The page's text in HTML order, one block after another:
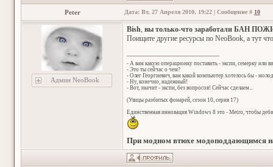
Peter Дата: Вт, 27 Апреля 2010, 19:22 | Сообщение # 10
Админ NeoBook
Bish, вы только-что заработали БАН
Поищите другие ресурсы по NeoBook, а тут
- А вам какую операционку поставить - экспи, семерку или
- Это ты сейчас о чем?
- Олег Георгиевич, вам какой компьютер хотелось бы -
- Ну, конечно, надежный!
- Вот, значит - экспи, без вопросов! Сейчас сделаем...
(Улицы разбитых фонарей, сезон 10, серия 17)
Единственная инновация Windows 8 это - Metro, чтобы
При модном втюхе модоподдающимся